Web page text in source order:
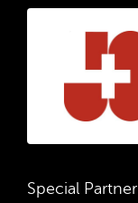
Special Partner